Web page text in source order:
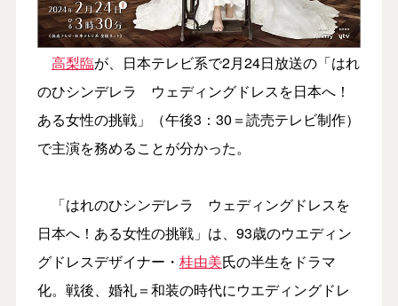
高梨臨が、日本テレビ系で2月24日放送の「はれ
のひシンデレラ ウェディングドレスを日本へ！
ある女性の挑戦」（午後3：30＝読売テレビ制作）
で主演を務めることが分かった。
「はれのひシンデレラ ウェディングドレスを
日本へ！ある女性の挑戦」は、93歳のウエディン
グドレスデザイナー・ 桂由美氏の半生をドラマ
化。戦後、婚礼＝和装の時代にウエディングドレ